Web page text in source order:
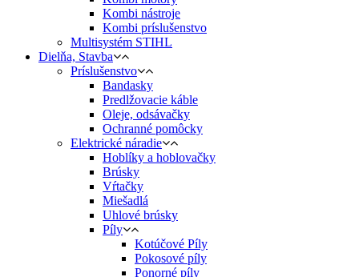
Kombi nástroje
Kombi príslušenstvo
Multisystém STIHL
Dielňa, Stavba
Príslušenstvo
Bandasky
Predlžovacie káble
Oleje, odsávačky
Ochranné pomôcky
Elektrické náradie
Hoblíky a hoblovačky
Brúsky
Vŕtačky
Miešadlá
Uhlové brúsky
Píly
Kotúčové Píly
Pokosové píly
Ponorné píly